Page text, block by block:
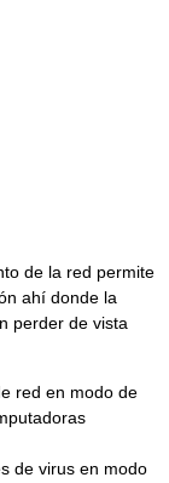
de la red permite
ahí donde la
perder de vista
red en modo de
de virus en modo